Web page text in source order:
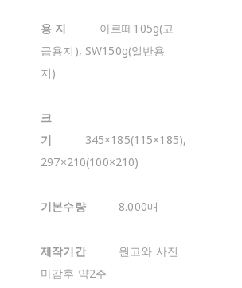
용 지
아르떼105g(고
급용지), SW150g(일반용
지)
크
기
345×185(115×185),
297×210(100×210)
기본수량 8.000매
제작기간
원고와 사진
마감후 약2주